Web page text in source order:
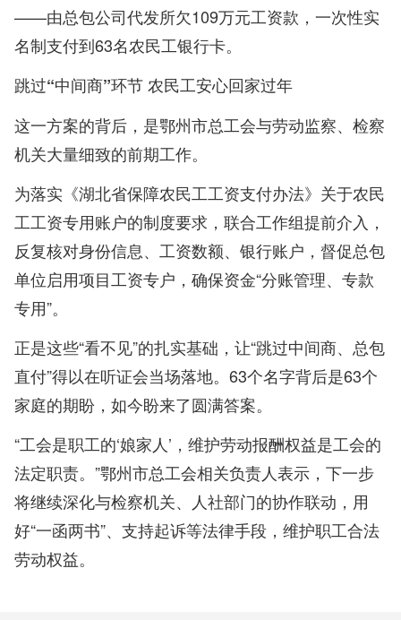
——由总包公司代发所欠109万元工资款，一次性实
名制支付到63名农民工银行卡。
跳过“中间商”环节 农民工安心回家过年
这一方案的背后，是鄂州市总工会与劳动监察、检察
机关大量细致的前期工作。
为落实《湖北省保障农民工工资支付办法》关于农民
工工资专用账户的制度要求，联合工作组提前介入，
反复核对身份信息、工资数额、银行账户，督促总包
单位启用项目工资专户，确保资金“分账管理、专款
专用”。
正是这些“看不见”的扎实基础，让“跳过中间商、总包
直付”得以在听证会当场落地。63个名字背后是63个
家庭的期盼，如今盼来了圆满答案。
“工会是职工的‘娘家人’，维护劳动报酬权益是工会的
法定职责。”鄂州市总工会相关负责人表示，下一步
将继续深化与检察机关、人社部门的协作联动，用
好“一函两书”、支持起诉等法律手段，维护职工合法
劳动权益。